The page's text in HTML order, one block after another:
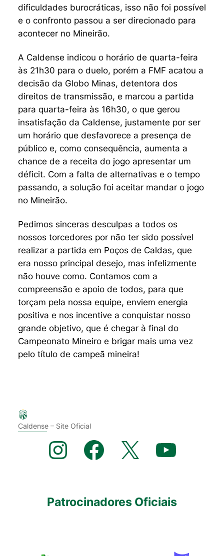
dificuldades burocráticas, isso não foi possível
e o confronto passou a ser direcionado para
acontecer no Mineirão.
A Caldense indicou o horário de quarta-feira
às 21h30 para o duelo, porém a FMF acatou a
decisão da Globo Minas, detentora dos
direitos de transmissão, e marcou a partida
para quarta-feira às 16h30, o que gerou
insatisfação da Caldense, justamente por ser
um horário que desfavorece a presença de
público e, como consequência, aumenta a
chance de a receita do jogo apresentar um
déficit. Com a falta de alternativas e o tempo
passando, a solução foi aceitar mandar o jogo
no Mineirão.
Pedimos sinceras desculpas a todos os
nossos torcedores por não ter sido possível
realizar a partida em Poços de Caldas, que
era nosso principal desejo, mas infelizmente
não houve como. Contamos com a
compreensão e apoio de todos, para que
torçam pela nossa equipe, enviem energia
positiva e nos incentive a conquistar nosso
grande objetivo, que é chegar à final do
Campeonato Mineiro e brigar mais uma vez
pelo título de campeã mineira!
Caldense – Site Oficial
Instagram Facebook X YouTube
Patrocinadores Oficiais